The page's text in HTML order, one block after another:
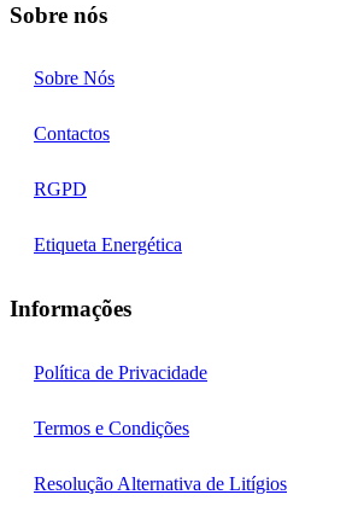
Sobre nós
Sobre Nós
Contactos
RGPD
Etiqueta Energética
Informações
Política de Privacidade
Termos e Condições
Resolução Alternativa de Litígios